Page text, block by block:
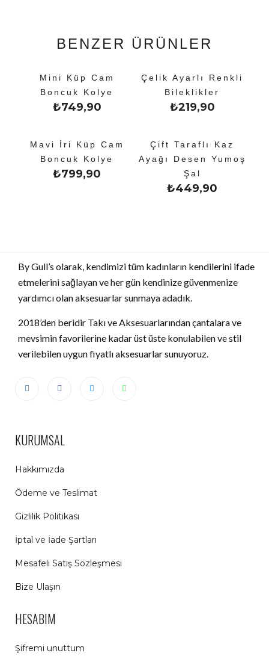
BENZER ÜRÜNLER
Mini Küp Cam
Boncuk Kolye
₺749,90
Çelik Ayarlı Renkli
Bileklikler
₺219,90
Mavi İri Küp Cam
Boncuk Kolye
₺799,90
Çift Taraflı Kaz
Ayağı Desen Yumoş
Şal
₺449,90
By Gull’s olarak, kendimizi tüm kadınların kendilerini ifade
etmelerini sağlayan ve her gün kendinize güvenmenize
yardımcı olan aksesuarlar sunmaya adadık.
2018’den beridir Takı ve Aksesuarlarından çantalara ve
mevsimin favorilerine kadar üst üste konulabilen ve stil
verilebilen uygun fiyatlı aksesuarlar sunuyoruz.
KURUMSAL
Hakkımızda
Ödeme ve Teslimat
Gizlilik Politikası
İptal ve İade Şartları
Mesafeli Satış Sözleşmesi
Bize Ulaşın
HESABIM
Şifremi unuttum